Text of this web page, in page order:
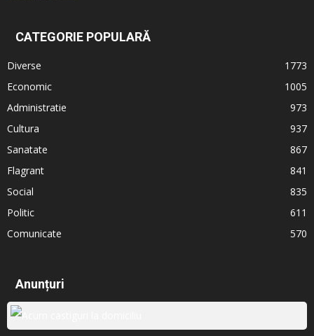
CATEGORIE POPULARĂ
Diverse
1773
Economic
1005
Administratie
973
Cultura
937
Sanatate
867
Flagrant
841
Social
835
Politic
611
Comunicate
570
Anunțuri